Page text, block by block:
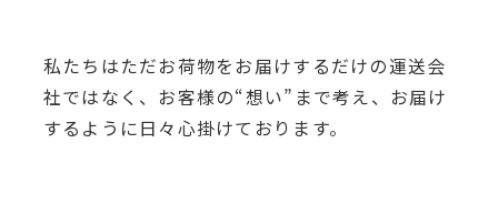
私たちはただお荷物をお届けするだけの運送会
社ではなく、 お客様の“想い”まで考え、お届け
するように日々心掛けております。